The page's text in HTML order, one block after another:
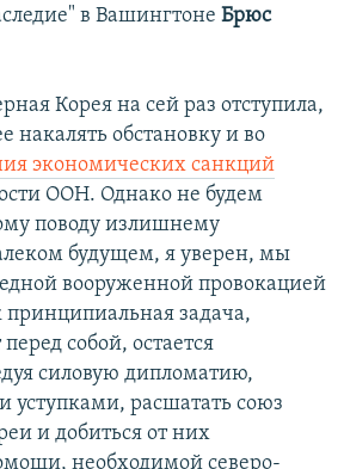
в Вашингтоне Брюс
Корея на сей раз отступила,
накалять обстановку и во
экономических санкций
ООН. Однако не будем
поводу излишнему
будущем, я уверен, мы
вооруженной провокацией
задача,
собой, остается
силовую дипломатию,
расшатать союз
и добиться от них
необходимой северо-